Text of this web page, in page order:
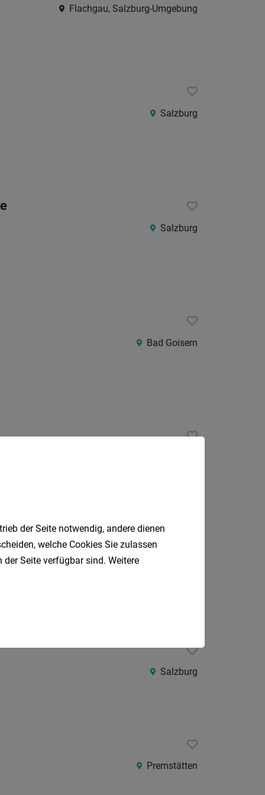
Flachgau, Salzburg-Umgebung
Salzburg
Salzburg
Bad Goisern
Salzburg
Premstätten
der Seite notwendig, andere dienen
welche Cookies Sie zulassen
Seite verfügbar sind. Weitere